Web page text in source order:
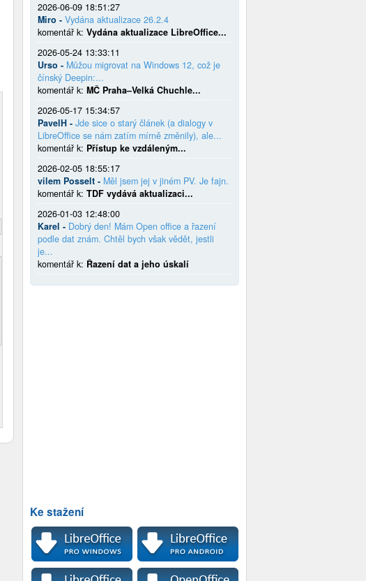
2026-06-09 18:51:27
Miro - Vydána aktualizace 26.2.4
komentář k: Vydána aktualizace LibreOffice...
2026-05-24 13:33:11
Urso - Můžou migrovat na Windows 12, což je
čínský Deepin:...
komentář k: MČ Praha–Velká Chuchle...
2026-05-17 15:34:57
PavelH - Jde sice o starý článek (a dialogy v
LibreOffice se nám zatím mírně změnily), ale...
komentář k: Přístup ke vzdáleným...
2026-02-05 18:55:17
vilem Posselt - Měl jsem jej v jiném PV. Je fajn.
komentář k: TDF vydává aktualizaci...
2026-01-03 12:48:00
Karel - Dobrý den! Mám Open office a řazení
podle dat znám. Chtěl bych však vědět, jestli
je...
komentář k: Řazení dat a jeho úskalí
Ke stažení